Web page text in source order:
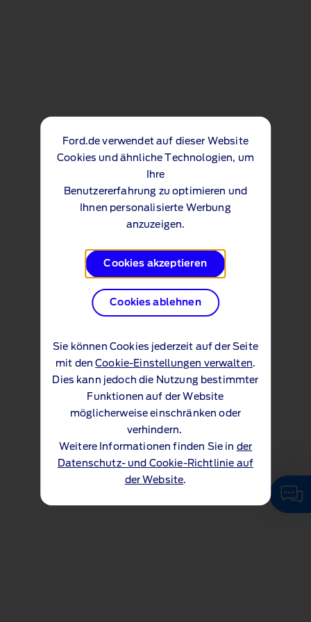
Ford.de verwendet auf dieser Website
Cookies und ähnliche Technologien, um
Ihre
Benutzererfahrung zu optimieren und
Ihnen personalisierte Werbung
anzuzeigen.
Cookies akzeptieren
Cookies ablehnen
Sie können Cookies jederzeit auf der Seite
mit denCookie-Einstellungen verwalten.
Dies kann jedoch die Nutzung bestimmter
Funktionen auf der Website
möglicherweise einschränken oder
verhindern.
Weitere Informationen finden Sie in der
Datenschutz- und Cookie-Richtlinie auf
der Website.